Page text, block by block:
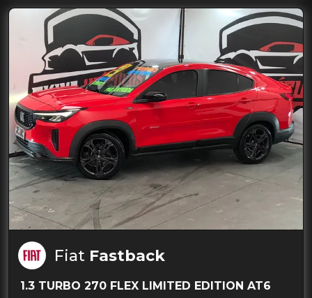
Fiat Fastback
1.3 TURBO 270 FLEX LIMITED EDITION AT6